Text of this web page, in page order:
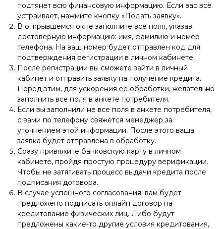
подтянет всю финансовую информацию. Если вас всё
устраивает, нажмите кнопку «Подать заявку».
В открывшемся окне заполните все поля, указав
достоверную информацию: имя, фамилию и номер
телефона. На ваш номер будет отправлен код для
подтверждения регистрации в личном кабинете.
После регистрации вы сможете зайти в личный
кабинет и отправить заявку на получение кредита.
Перед этим, для ускорения её обработки, желательно
заполнить все поля в анкете потребителя.
Если вы заполнили не все поля в анкете потребителя,
с вами по телефону свяжется менеджер за
уточнением этой информации. После этого ваша
заявка будет отправлена в обработку.
Сразу привяжите банковскую карту в личном
кабинете, пройдя простую процедуру верификации.
Чтобы не затягивать процесс выдачи кредита после
подписания договора.
В случае успешного согласования, вам будет
предложено подписать онлайн договор на
кредитование физических лиц. Либо будут
предложены какие-то другие условия кредитования,